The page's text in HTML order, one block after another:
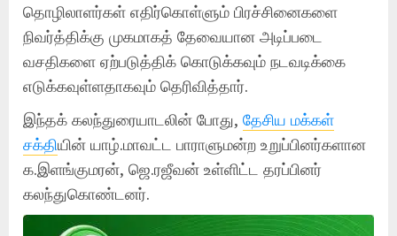
தொழிலாளர்கள் எதிர்கொள்ளும் பிரச்சினைகளை
நிவர்த்திக்கு முகமாகத் தேவையான அடிப்படை
வசதிகளை ஏற்படுத்திக் கொடுக்கவும் நடவடிக்கை
எடுக்கவுள்ளதாகவும் தெரிவித்தார்.
இந்தக் கலந்துரையாடலின் போது, தேசிய மக்கள்
சக்தியின் யாழ்.மாவட்ட பாராளுமன்ற உறுப்பினர்களான
க.இளங்குமரன், ஜெ.ரஜீவன் உள்ளிட்ட தரப்பினர்
கலந்துகொண்டனர்.